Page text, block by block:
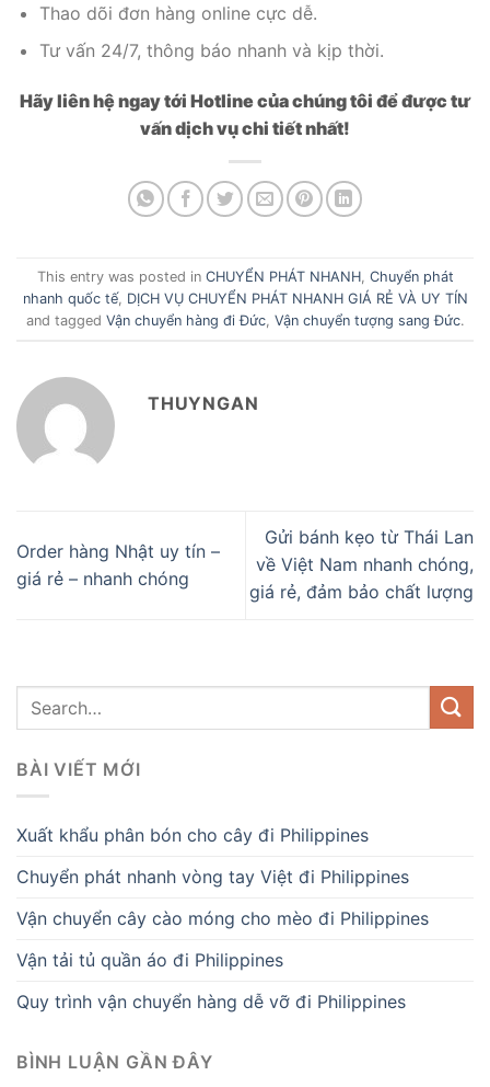
Thao dõi đơn hàng online cực dễ.
Tư vấn 24/7, thông báo nhanh và kịp thời.
Hãy liên hệ ngay tới Hotline của chúng tôi để được tư
vấn dịch vụ chi tiết nhất!
This entry was posted in CHUYỂN PHÁT NHANH, Chuyển phát
nhanh quốc tế, DỊCH VỤ CHUYỂN PHÁT NHANH GIÁ RẺ VÀ UY TÍN
and tagged Vận chuyển hàng đi Đức, Vận chuyển tượng sang Đức.
THUYNGAN
Order hàng Nhật uy tín –
giá rẻ – nhanh chóng
Gửi bánh kẹo từ Thái Lan
về Việt Nam nhanh chóng,
giá rẻ, đảm bảo chất lượng
BÀI VIẾT MỚI
Xuất khẩu phân bón cho cây đi Philippines
Chuyển phát nhanh vòng tay Việt đi Philippines
Vận chuyển cây cào móng cho mèo đi Philippines
Vận tải tủ quần áo đi Philippines
Quy trình vận chuyển hàng dễ vỡ đi Philippines
BÌNH LUẬN GẦN ĐÂY